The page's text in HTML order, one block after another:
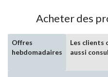
Acheter des
Offres
hebdomadaires
Les clients
aussi